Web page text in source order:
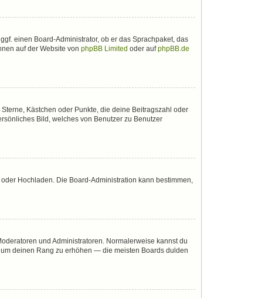
einen Board-Administrator, ob er das Sprachpaket, das
auf der Website von phpBB Limited oder aufphpBB.de
Kästchen oder Punkte, die deine Beitragszahl oder
Bild, welches von Benutzer zu Benutzer
Hochladen. Die Board-Administration kann bestimmen,
und Administratoren. Normalerweise kannst du
deinen Rang zu erhöhen — die meisten Boards dulden